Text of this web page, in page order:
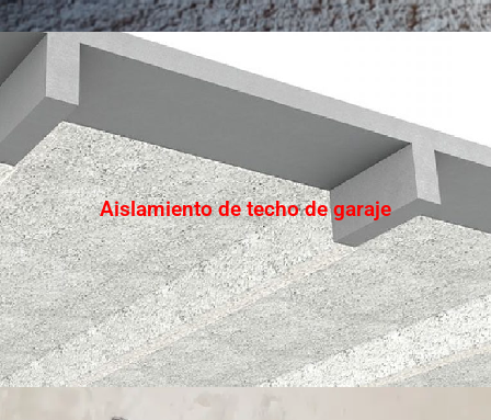
Aislamiento de techo de garaje